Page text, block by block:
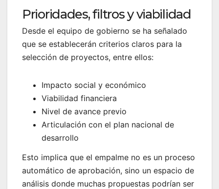
Prioridades, filtros y viabilidad
Desde el equipo de gobierno se ha señalado
que se establecerán criterios claros para la
selección de proyectos, entre ellos:
Impacto social y económico
Viabilidad financiera
Nivel de avance previo
Articulación con el plan nacional de
desarrollo
Esto implica que el empalme no es un proceso
automático de aprobación, sino un espacio de
análisis donde muchas propuestas podrían ser